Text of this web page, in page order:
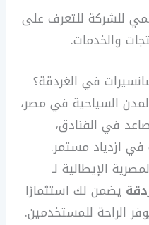
للشركة للتعرف على
والخدمات.
في الغردقة؟
السياحية في مصر،
في الفنادق،
في ازدياد مستمر.
الإيطالية لـ
يضمن لك استثمارًا
الراحة للمستخدمين.